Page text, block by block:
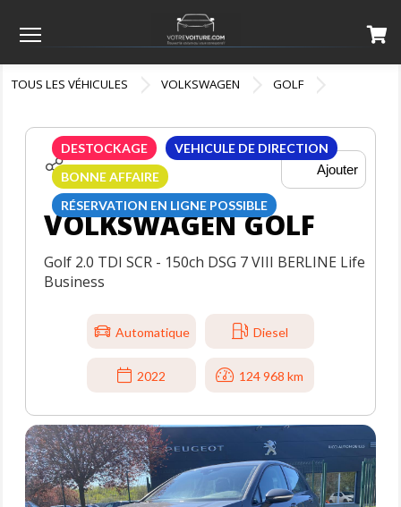
TOUS LES VÉHICULES VOLKSWAGEN GOLF
Ajouter
VOLKSWAGEN GOLF
Golf 2.0 TDI SCR - 150ch DSG 7 VIII BERLINE Life
Business
Automatique Diesel
2022 124 968 km
DESTOCKAGE
VEHICULE DE DIRECTION
BONNE AFFAIRE
RÉSERVATION EN LIGNE POSSIBLE